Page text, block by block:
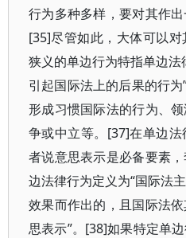
行为多种多样，要对其作出
[35]尽管如此，大体可以对
狭义的单边行为特指单边
引起国际法上的后果的行
形成习惯国际法的行为、
争或中立等。[37]在单边
者说意思表示是必备要素
边法律行为定义为“国际法
效果而作出的，且国际法
思表示”。[38]如果特定单